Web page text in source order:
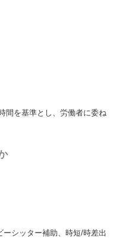
間を基準とし、労働者に委ね
シッター補助、時短/時差出